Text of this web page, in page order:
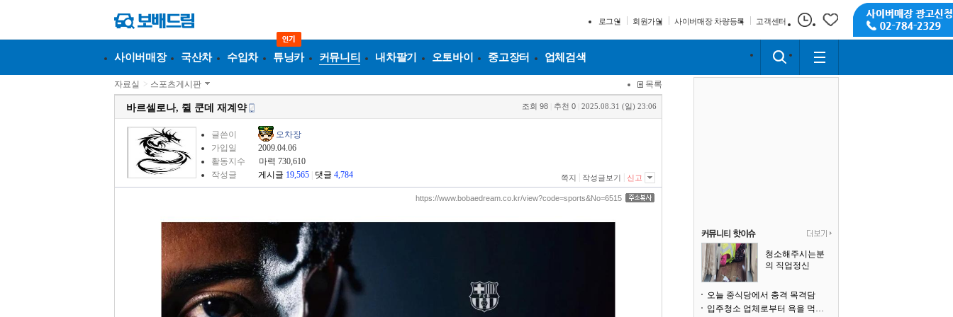
로그인 회원가입 사이버매장 차량등록 고객센터
사이버매장 국산차 수입차 튜닝카 커뮤니티 내차팔기 오토바이 중고장터 업체검색
자료실 > 스포츠게시판 목록
바르셀로나, 쥘 쿤데 재계약 조회 98 추천 0 2025.08.31 (일) 23:06
글쓴이
오차장
가입일
2009.04.06
활동지수
마력 730,610
작성글
게시글 19,565 댓글 4,784 쪽지 작성글보기 신고
https://www.bobaedream.co.kr/view?code=sports&No=6515
청소해주시는분
의 직업정신
오늘 중식당에서 충격 목격담
입주청소 업체로부터 욕을 먹고 있습니다